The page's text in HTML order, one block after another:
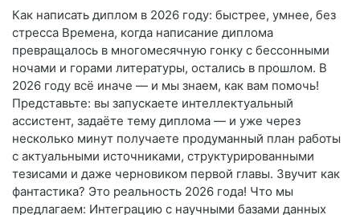
Как написать диплом в 2026 году: быстрее, умнее, без
стресса Времена, когда написание диплома
превращалось в многомесячную гонку с бессонными
ночами и горами литературы, остались в прошлом. В
2026 году всё иначе — и мы знаем, как вам помочь!
Представьте: вы запускаете интеллектуальный
ассистент, задаёте тему диплома — и уже через
несколько минут получаете продуманный план работы
с актуальными источниками, структурированными
тезисами и даже черновиком первой главы. Звучит как
фантастика? Это реальность 2026 года! Что мы
предлагаем: Интеграцию с научными базами данных